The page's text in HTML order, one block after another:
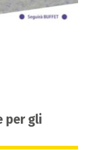
per gli